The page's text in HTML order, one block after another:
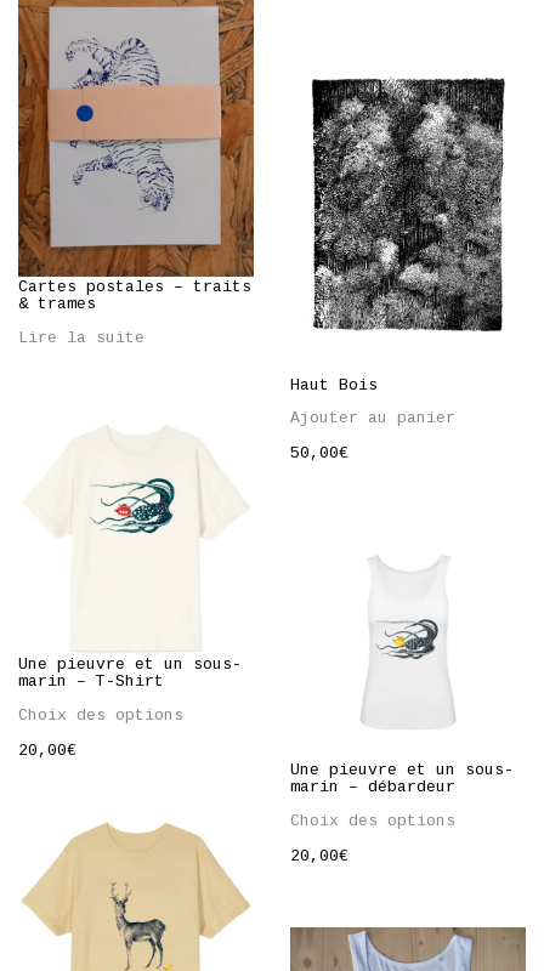
Cartes postales – traits
& trames
Lire la suite
Haut Bois
Ajouter au panier
50,00€
Une pieuvre et un sous-
marin – T-Shirt
Choix des options
20,00€
Une pieuvre et un sous-
marin – débardeur
Choix des options
20,00€